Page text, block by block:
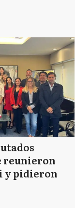
reunieron
y pidieron